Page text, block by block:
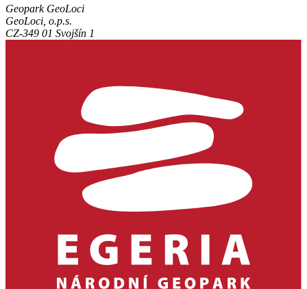
Geopark GeoLoci
GeoLoci, o.p.s.
CZ-349 01 Svojšín 1